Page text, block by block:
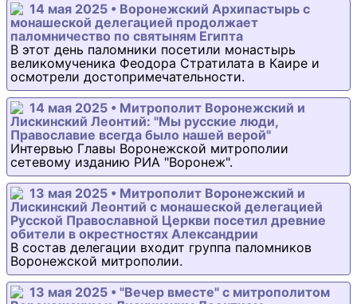
14 мая 2025 • Воронежский Архипастырь с
монашеской делегацией продолжает
паломничество по святыням Египта
В этот день паломники посетили монастырь
великомученика Феодора Стратилата в Каире и
осмотрели достопримечательности.
14 мая 2025 • Митрополит Воронежский и
Лискинский Леонтий: "Мы русские люди,
Православие всегда было нашей верой"
Интервью Главы Воронежской митрополии
сетевому изданию РИА "Воронеж".
13 мая 2025 • Митрополит Воронежский и
Лискинский Леонтий с монашеской делегацией
Русской Православной Церкви посетил древние
обители в окрестностях Александрии
В состав делегации входит группа паломников
Воронежской митрополии.
13 мая 2025 • "Вечер вместе" с митрополитом